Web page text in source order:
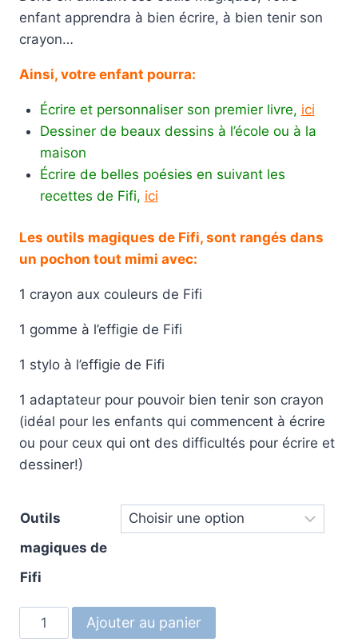
enfant apprendra à bien écrire, à bien tenir son
crayon…
Ainsi, votre enfant pourra:
Écrire et personnaliser son premier livre, ici
Dessiner de beaux dessins à l’école ou à la
maison
Écrire de belles poésies en suivant les
recettes de Fifi, ici
Les outils magiques de Fifi, sont rangés dans
un pochon tout mimi avec:
1 crayon aux couleurs de Fifi
1 gomme à l’effigie de Fifi
1 stylo à l’effigie de Fifi
1 adaptateur pour pouvoir bien tenir son crayon
(idéal pour les enfants qui commencent à écrire
ou pour ceux qui ont des difficultés pour écrire et
dessiner!)
Outils
magiques de
Fifi
Ajouter au panier